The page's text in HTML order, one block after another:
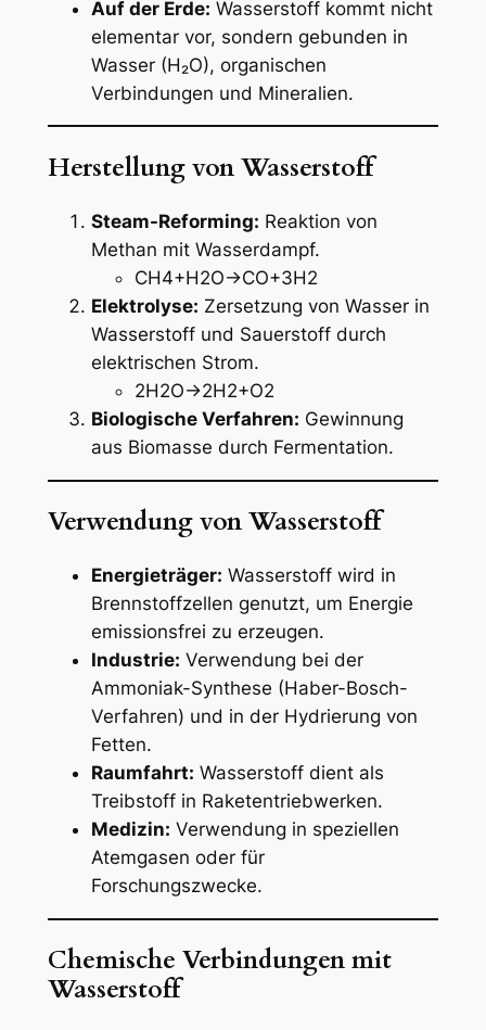
Auf der Erde: Wasserstoff kommt nicht
elementar vor, sondern gebunden in
Wasser (H₂O), organischen
Verbindungen und Mineralien.
Herstellung von Wasserstoff
Steam-Reforming: Reaktion von
Methan mit Wasserdampf.
CH4+H2O→CO+3H2
Elektrolyse: Zersetzung von Wasser in
Wasserstoff und Sauerstoff durch
elektrischen Strom.
2H2O→2H2+O2
Biologische Verfahren: Gewinnung
aus Biomasse durch Fermentation.
Verwendung von Wasserstoff
Energieträger: Wasserstoff wird in
Brennstoffzellen genutzt, um Energie
emissionsfrei zu erzeugen.
Industrie: Verwendung bei der
Ammoniak-Synthese (Haber-Bosch-
Verfahren) und in der Hydrierung von
Fetten.
Raumfahrt: Wasserstoff dient als
Treibstoff in Raketentriebwerken.
Medizin: Verwendung in speziellen
Atemgasen oder für
Forschungszwecke.
Chemische Verbindungen mit
Wasserstoff